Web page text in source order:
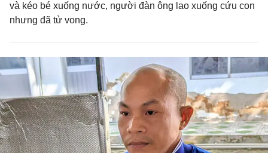
và kéo bé xuống nước, người đàn ông lao xuống cứu con
nhưng đã tử vong.